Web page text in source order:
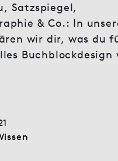
Satzspiegel,
& Co.: In
wir dir, was du
Buchblockdesign